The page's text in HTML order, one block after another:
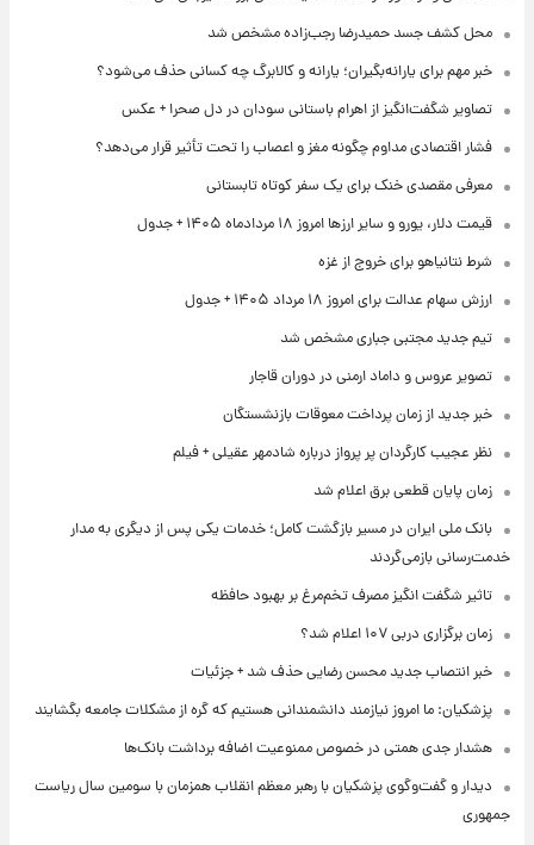
محل کشف جسد حمیدرضا رجب‌زاده مشخص شد
خبر مهم برای یارانه‌بگیران؛ یارانه و کالابرگ چه کسانی حذف می‌شود؟
تصاویر شگفت‌انگیز از اهرام باستانی سودان در دل صحرا + عکس
فشار اقتصادی مداوم چگونه مغز و اعصاب را تحت تأثیر قرار می‌دهد؟
معرفی مقصدی خنک برای یک سفر کوتاه تابستانی
قیمت دلار، یورو و سایر ارزها امروز ۱۸ مردادماه ۱۴۰۵ + جدول
شرط نتانیاهو برای خروج از غزه
ارزش سهام عدالت برای امروز ۱۸ مرداد ۱۴۰۵ + جدول
تیم جدید مجتبی جباری مشخص شد
تصویر عروس و داماد ارمنی در دوران قاجار
خبر جدید از زمان پرداخت معوقات بازنشستگان
نظر عجیب کارگردان پر پرواز درباره شادمهر عقیلی + فیلم
زمان پایان قطعی برق اعلام شد
بانک ملی ایران در مسیر بازگشت کامل؛ خدمات یکی پس از دیگری به مدار
خدمت‌رسانی بازمی‌گردند
تاثیر شگفت انگیز مصرف تخم‌مرغ بر بهبود حافظه
زمان برگزاری دربی ۱۰۷ اعلام شد؟
خبر انتصاب جدید محسن رضایی حذف شد + جزئیات
پزشکیان: ما امروز نیازمند دانشمندانی هستیم که گره از مشکلات جامعه بگشایند
هشدار جدی همتی در خصوص ممنوعیت اضافه ‌برداشت بانک‌ها
دیدار و گفت‌وگوی پزشکیان با رهبر معظم انقلاب همزمان با سومین سال ریاست
جمهوری